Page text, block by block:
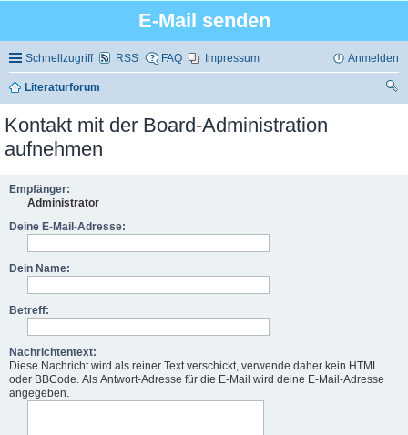
E-Mail senden
Schnellzugriff RSS FAQ Impressum Anmelden
Literaturforum
Kontakt mit der Board-Administration
aufnehmen
Empfänger:
Administrator
Deine E-Mail-Adresse:
Dein Name:
Betreff:
Nachrichtentext:
Diese Nachricht wird als reiner Text verschickt, verwende daher kein HTML
oder BBCode. Als Antwort-Adresse für die E-Mail wird deine E-Mail-Adresse
angegeben.